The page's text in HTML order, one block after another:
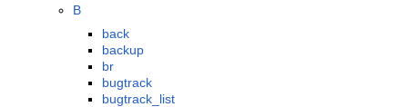
B
back
backup
br
bugtrack
bugtrack_list